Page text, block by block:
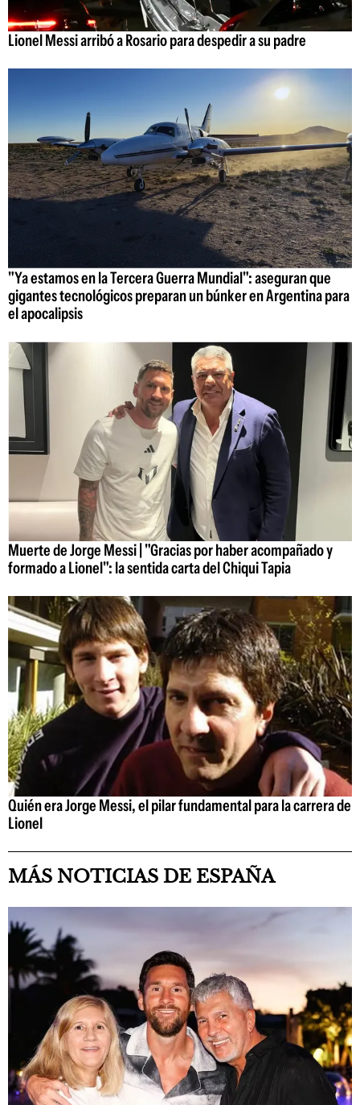
Lionel Messi arribó a Rosario para despedir a su padre
"Ya estamos en la Tercera Guerra Mundial": aseguran que
gigantes tecnológicos preparan un búnker en Argentina para
el apocalipsis
Muerte de Jorge Messi | "Gracias por haber acompañado y
formado a Lionel": la sentida carta del Chiqui Tapia
Quién era Jorge Messi, el pilar fundamental para la carrera de
Lionel
MÁS NOTICIAS DE ESPAÑA